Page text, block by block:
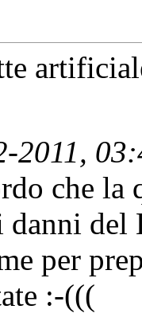
2011,
che la
danni del
per
:-(((